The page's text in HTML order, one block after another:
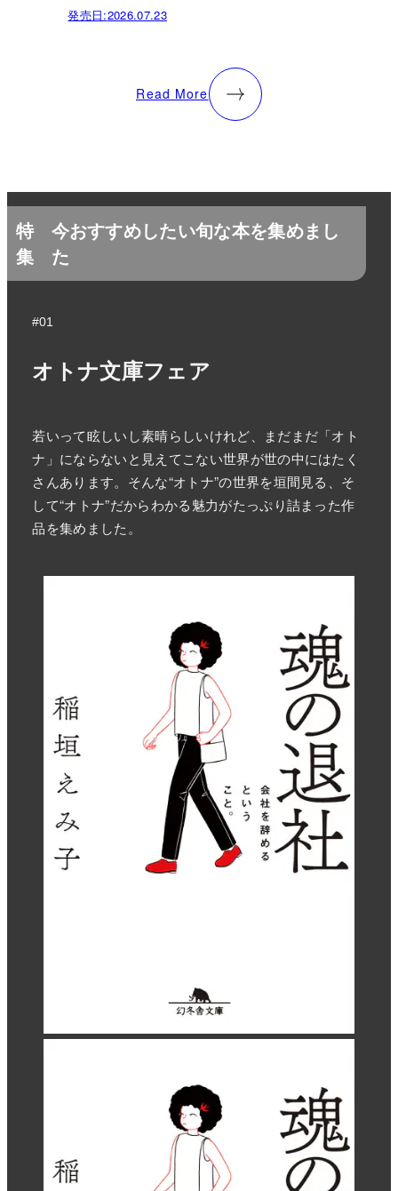
発売日:2026.07.23
Read More
特
集
今おすすめしたい旬な本を集めまし
た
#01
オトナ文庫フェア
若いって眩しいし素晴らしいけれど、まだまだ「オト
ナ」にならないと見えてこない世界が世の中にはたく
さんあります。そんな“オトナ”の世界を垣間見る、そ
して“オトナ”だからわかる魅力がたっぷり詰まった作
品を集めました。